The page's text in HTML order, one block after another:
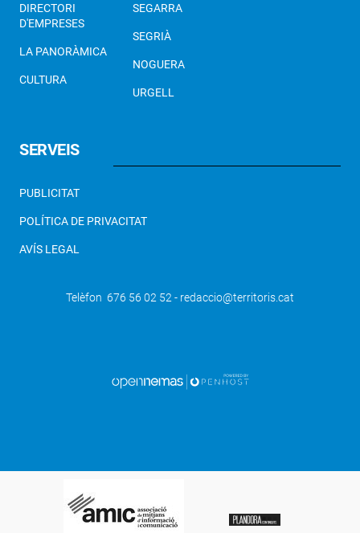
DIRECTORI
D'EMPRESES
LA PANORÀMICA
CULTURA
SEGARRA
SEGRIÀ
NOGUERA
URGELL
SERVEIS
PUBLICITAT
POLÍTICA DE PRIVACITAT
AVÍS LEGAL
Telèfon 676 56 02 52 - redaccio@territoris.cat